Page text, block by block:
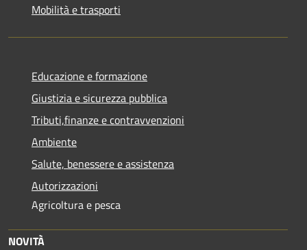
Mobilità e trasporti
Educazione e formazione
Giustizia e sicurezza pubblica
Tributi,finanze e contravvenzioni
Ambiente
Salute, benessere e assistenza
Autorizzazioni
Agricoltura e pesca
NOVITÀ